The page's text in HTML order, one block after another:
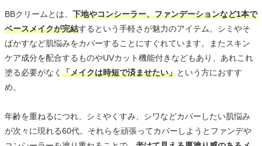
BBクリームとは、 下地やコンシーラー、ファンデーションなど1本で
ベースメイクが完結するという手軽さが魅力のアイテム。シミやそ
ばかすなど肌悩みをカバーすることにすぐれています。またスキン
ケア成分を配合するものやUVカット機能付きなどもあり、あれこれ
塗る必要がなく 「メイクは時短で済ませたい」という方におすす
め。
年齢を重ねるにつれ、シミやくすみ、シワなどカバーしたい肌悩み
が次々に現れる60代。それらを頑張ってカバーしようとファンデや